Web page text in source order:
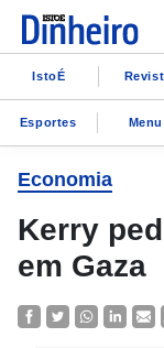
IstoÉ
Esportes Menu
Economia
Kerry
em Gaza